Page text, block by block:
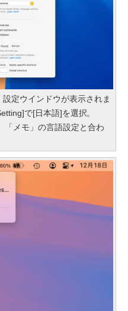
定ウインドウが表示されま
で[日本語]を選択。
「メモ」の言語設定と合わ